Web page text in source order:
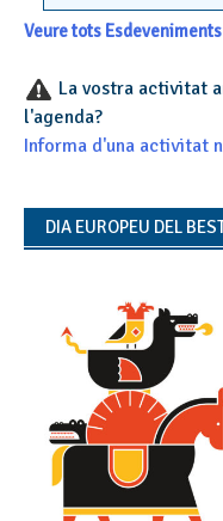
Veure tots Esdeveniments
La vostra activitat
l'agenda?
Informa d'una activitat
DIA EUROPEU DEL